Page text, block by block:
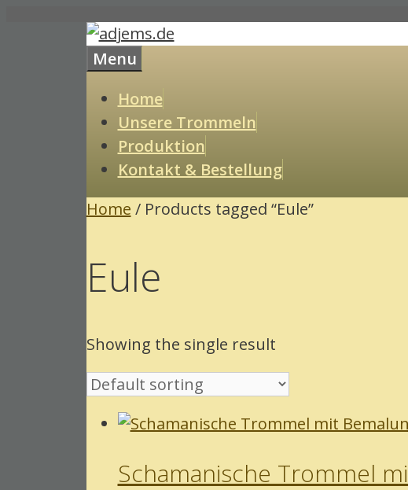
Menu
Home
Unsere Trommeln
Produktion
Kontakt & Bestellung
Home / Products tagged “Eule”
Eule
Showing the single result
Schamanische Trommel